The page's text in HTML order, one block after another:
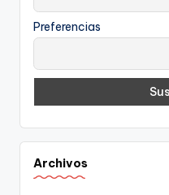
Preferencias
Archivos